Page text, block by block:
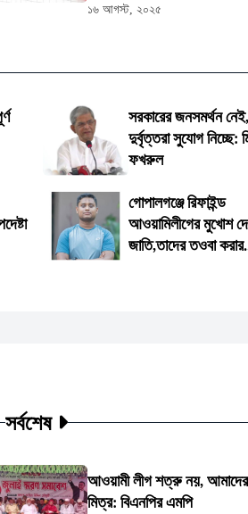
১৬ আগস্ট, ২০২৫
সরকারের জনসমর্থন নেই,
দুর্বৃত্তরা সুযোগ নিচ্ছে:
ফখরুল
গোপালগঞ্জে রিফাইন্ড
আওয়ামিলীগের মুখোশ
জাতি,তাদের তওবা
সর্বশেষ
আওয়ামী লীগ শত্রু নয়, আমাদের
মিত্র: বিএনপির এমপি